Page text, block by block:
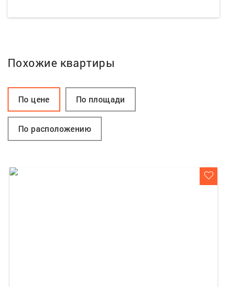
Похожие квартиры
По цене По площади
По расположению